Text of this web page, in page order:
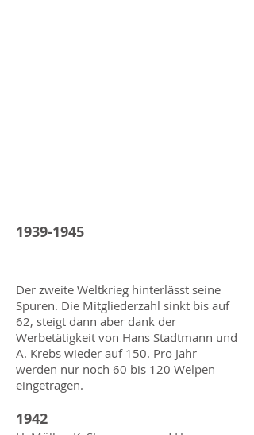
1939-1945
Der zweite Weltkrieg hinterlässt seine
Spuren. Die Mitgliederzahl sinkt bis auf
62, steigt dann aber dank der
Werbetätigkeit von Hans Stadtmann und
A. Krebs wieder auf 150. Pro Jahr
werden nur noch 60 bis 120 Welpen
eingetragen.
1942